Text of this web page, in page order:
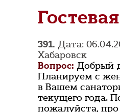
391. Дата:
Хабаровск
Вопрос: Добрый
Планируем с
в Вашем
текущего года.
пожалуйста,